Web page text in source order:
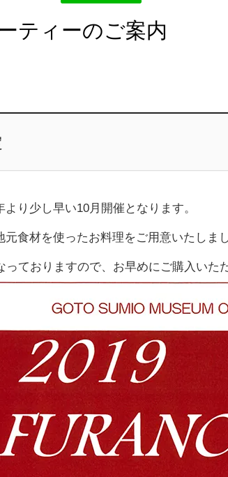
ティーのご案内
り少し早い10月開催となります。
食材を使ったお料理をご用意いたしま
っておりますので、お早めにご購入いた